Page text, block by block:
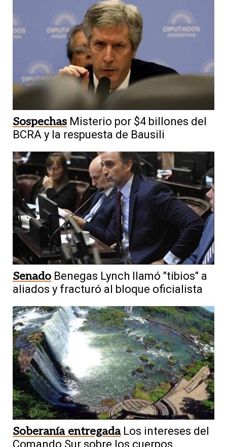
Sospechas Misterio por $4 billones del
BCRA y la respuesta de Bausili
Senado Benegas Lynch llamó "tibios" a
aliados y fracturó al bloque oficialista
Soberanía entregada Los intereses del
Comando Sur sobre los cuerpos